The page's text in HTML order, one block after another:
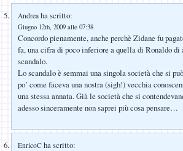
Andrea ha scritto:
Giugno 12th, 2009 alle 07:38
Concordo pienamente, anche perchè Zidane fu
fa, una cifra di poco inferiore a quella di Ronaldo di
scandalo.
Lo scandalo è semmai una singola società che si
po’ come faceva una nostra (sigh!) vecchia
una stessa annata. Già le società che si
adesso sinceramente non saprei più cosa pensare…
EnricoC ha scritto: